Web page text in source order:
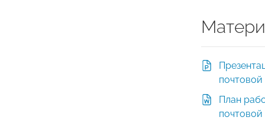
почтовой
План
почтовой